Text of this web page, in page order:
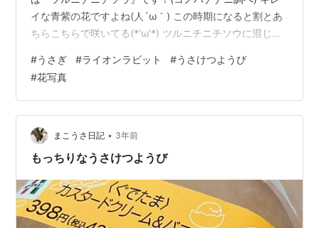
イな青紫の花ですよね(人´ω｀) この時期になると割とあ
ちらこちらで咲いてる(*'ω'*) ツルニチニチソウに混じっ
っちゃい頃クサイチゴの実食べたことあったなぁ(´ｰ｀)
ヨモギが生い茂ってるなかで頑張って咲いてる黄色いの
は、 カリブラコアだそうです(コノハナナニ調べ) でも
30％ぐらいの一致率やから違うかも…？ (ちなみにクサイ
チゴは68％ぐらい) 近所のツツジも満開！(ﾟ∀ﾟ…
#うさぎ #ライオンラビット #うさけつようび
#花写真
まこうさ日記 • 3年前
もっちりなうさけつようび